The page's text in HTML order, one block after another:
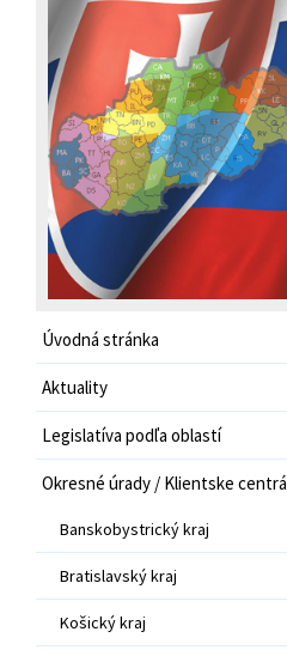
Úvodná stránka
Aktuality
Legislatíva podľa oblastí
Okresné úrady / Klientske centrá
Banskobystrický kraj
Bratislavský kraj
Košický kraj